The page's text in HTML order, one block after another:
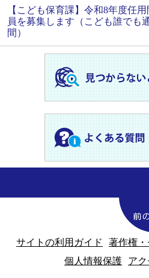
【こども保育課】令和8年度任
員を募集します（こども誰で
間）
サイトの利用ガイド
著作権
個人情報保護
ア